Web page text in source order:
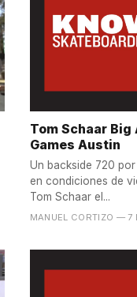
Tom Schaar Big
Games Austin
Un backside 720
en condiciones de
Tom Schaar el...
MANUEL CORTIZO — 7